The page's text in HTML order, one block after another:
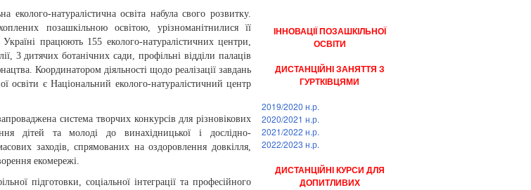
еколого-натуралістична освіта набула свого розвитку.
позашкільною освітою, урізноманітнилися її
працюють 155 еколого-натуралістичних центри,
3 дитячих ботанічних сади, профільні відділи палаців
Координатором діяльності щодо реалізації завдань
освіти є Національний еколого-натуралістичний центр
система творчих конкурсів для різновікових
дітей та молоді до винахідницької і дослідно-
заходів, спрямованих на оздоровлення довкілля,
екомережі.
підготовки, соціальної інтеграції та професійного
ІННОВАЦІЇ ПОЗАШКІЛЬНОЇ
ОСВІТИ
ДИСТАНЦІЙНІ ЗАНЯТТЯ З
ГУРТКІВЦЯМИ
2019/2020 н.р.
2020/2021 н.р.
2021/2022 н.р.
2022/2023 н.р.
ДИСТАНЦІЙНІ КУРСИ ДЛЯ
ДОПИТЛИВИХ